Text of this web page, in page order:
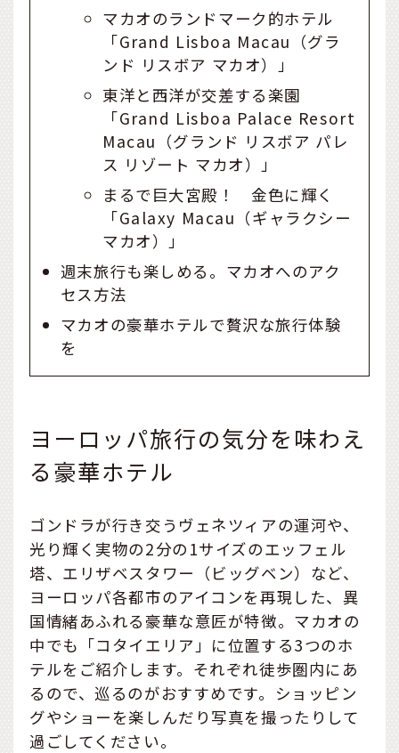
マカオのランドマーク的ホテル
「Grand Lisboa Macau（グラ
ンド リスボア マカオ）」
東洋と西洋が交差する楽園
「Grand Lisboa Palace Resort
Macau（グランド リスボア パレ
ス リゾート マカオ）」
まるで巨大宮殿！ 金色に輝く
「Galaxy Macau（ギャラクシー
マカオ）」
週末旅行も楽しめる。マカオへのアク
セス方法
マカオの豪華ホテルで贅沢な旅行体験
を
ヨーロッパ旅行の気分を味わえ
る豪華ホテル
ゴンドラが行き交うヴェネツィアの運河や、
光り輝く実物の2分の1サイズのエッフェル
塔、エリザベスタワー（ビッグベン）など、
ヨーロッパ各都市のアイコンを再現した、異
国情緒あふれる豪華な意匠が特徴。マカオの
中でも「コタイエリア」に位置する3つのホ
テルをご紹介します。それぞれ徒歩圏内にあ
るので、巡るのがおすすめです。ショッピン
グやショーを楽しんだり写真を撮ったりして
過ごしてください。